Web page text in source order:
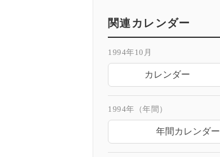
関連カレンダー
1994年10月
カレンダー
1994年（年間）
年間カレンダー